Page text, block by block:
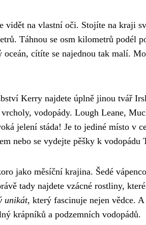
vidět na vlastní oči. Stojíte na kraji
Táhnou se osm kilometrů podél
oceán, cítíte se najednou tak malí.
Kerry najdete úplně jinou tvář
vodopády. Lough Leane,
jelení stáda! Je to jediné místo v
nebo se vydejte pěšky k vodopádu
jako měsíční krajina. Šedé
tady najdete vzácné rostliny,
unikát, který fascinuje nejen vědce.
krápníků a podzemních vodopádů.